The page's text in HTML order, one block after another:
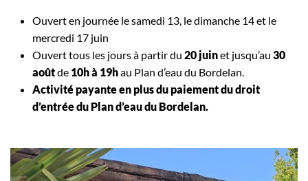
Ouvert en journée le samedi 13, le dimanche 14 et le
mercredi 17 juin
Ouvert tous les jours à partir du 20 juinet jusqu’au 30
aoûtde 10h à 19hau Plan d’eau du Bordelan.
Activité payante en plus du paiement du droit
d’entrée du Plan d’eau du Bordelan.